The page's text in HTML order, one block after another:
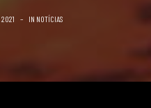
2021 IN NOTÍCIAS